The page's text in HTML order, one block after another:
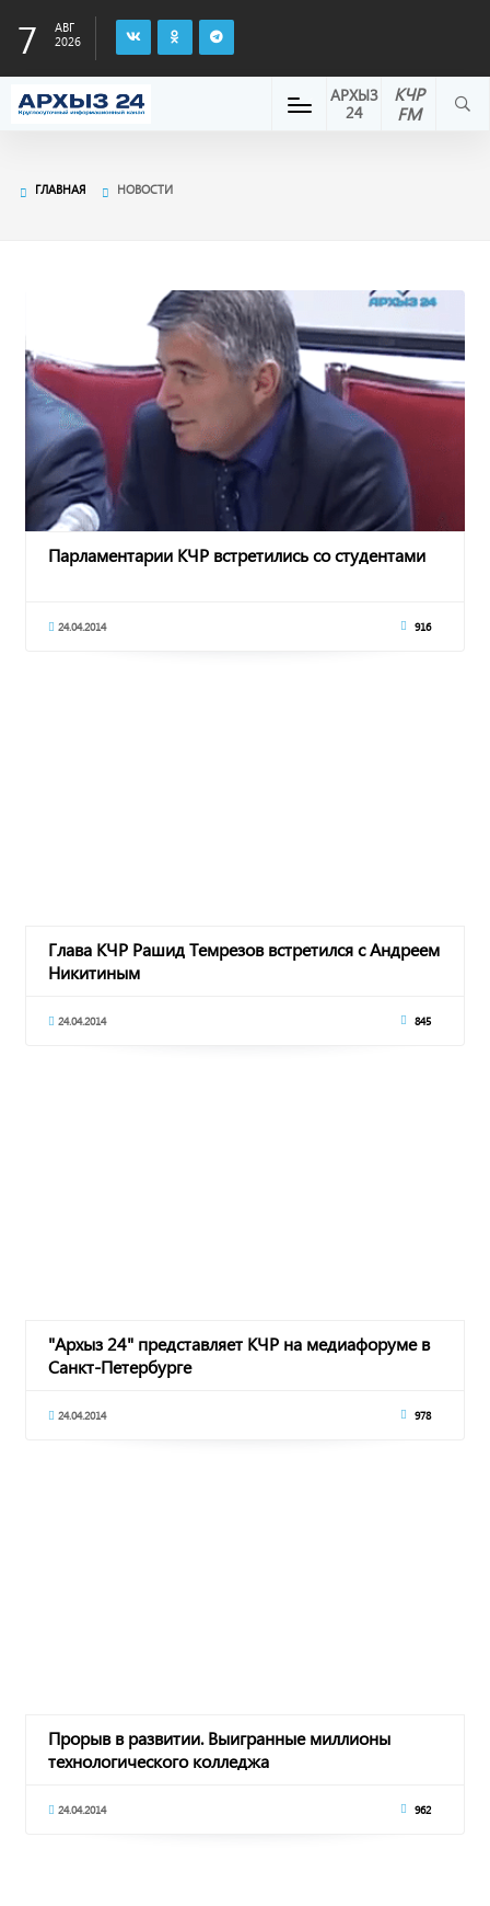
7
АВГ
2026
КЧР
FM
АРХЫЗ
24
ГЛАВНАЯ НОВОСТИ
Парламентарии КЧР встретились со студентами
24.04.2014 916
Глава КЧР Рашид Темрезов встретился с Андреем
Никитиным
24.04.2014 845
"Архыз 24" представляет КЧР на медиафоруме в
Санкт-Петербурге
24.04.2014 978
Прорыв в развитии. Выигранные миллионы
технологического колледжа
24.04.2014 962